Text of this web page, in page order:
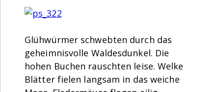
Glühwürmer schwebten durch das
geheimnisvolle Waldesdunkel. Die
hohen Buchen rauschten leise. Welke
Blätter fielen langsam in das weiche